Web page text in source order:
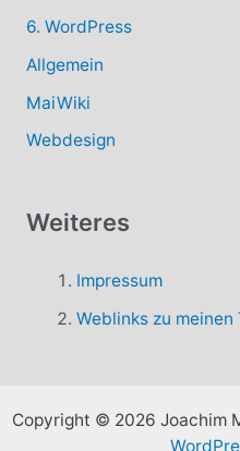
6. WordPress
Allgemein
MaiWiki
Webdesign
Weiteres
Impressum
Weblinks zu meinen
Copyright © 2026 Joachim